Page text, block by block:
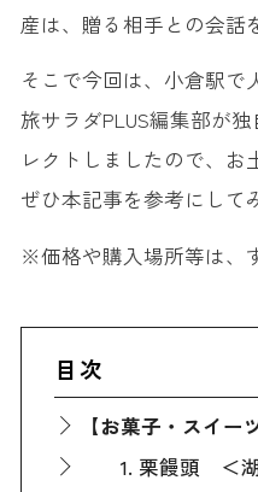
産は、贈る相手との会話
そこで今回は、小倉駅で
旅サラダPLUS編集部が
レクトしましたので、お
ぜひ本記事を参考にして
※価格や購入場所等は、
目次
1. 栗饅頭 ＜湖